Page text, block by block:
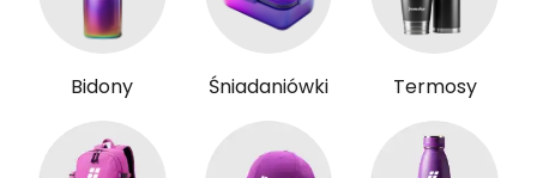
Bidony Śniadaniówki Termosy